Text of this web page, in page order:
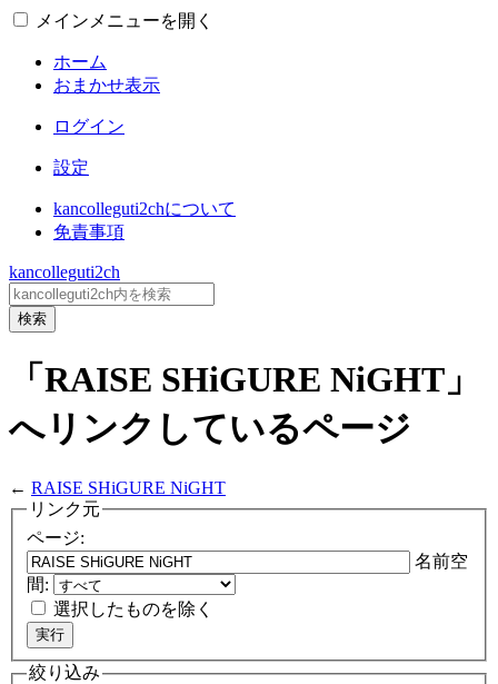
メインメニューを開く
ホーム
おまかせ表示
ログイン
設定
kancolleguti2chについて
免責事項
kancolleguti2ch
検索
「RAISE SHiGURE NiGHT」
へリンクしているページ
← RAISE SHiGURE NiGHT
リンク元
ページ:
名前空
間:
選択したものを除く
絞り込み